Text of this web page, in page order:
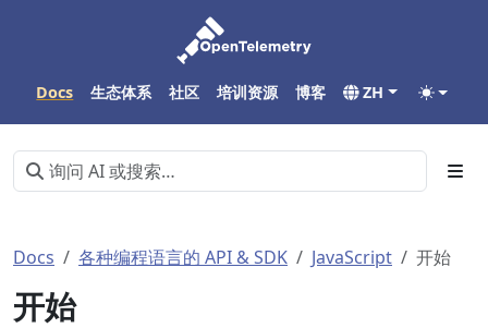
Docs 生态体系 社区 培训资源 博客 ZH
Docs 各种编程语言的 API & SDK JavaScript 开始
开始